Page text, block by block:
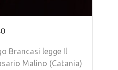
Brancasi legge Il
Malino (Catania)